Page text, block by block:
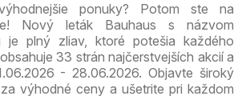
ponuky? Potom ste na
Nový leták Bauhaus s názvom
je plný zliav, ktoré potešia každého
33 strán najčerstvejších akcií a
- 28.06.2026. Objavte široký
výhodné ceny a ušetrite pri každom